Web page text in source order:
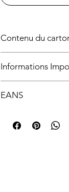
Contenu du
📱iPhone 16 Plus
Informations
européen.
propriété de leurs
EANS